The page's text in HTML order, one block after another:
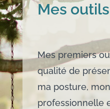
Mes outils
Mes premiers
qualité de
ma posture,
professionnelle